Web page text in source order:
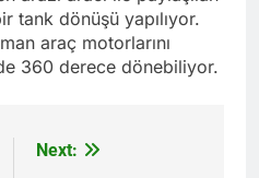
tank dönüşü yapılıyor.
araç motorlarını
360 derece dönebiliyor.
Next: